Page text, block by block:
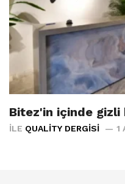
Bitez'in içinde gizli
İLE QUALITY DERGISI 1